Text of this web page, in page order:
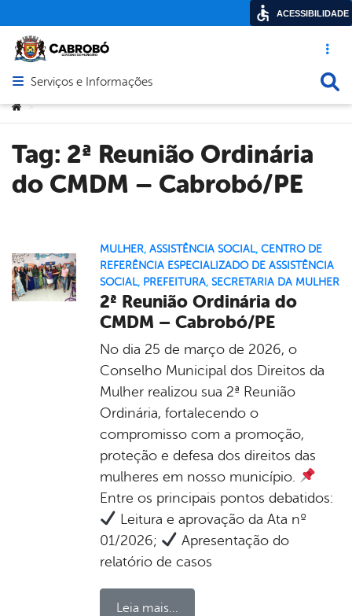
Acesso
Abrir menu principal de navegação
Serviços e Informações
Você está aqui:
>
Tag: 2ª Reunião Ordinária
do CMDM – Cabrobó/PE
MULHER, ASSISTÊNCIA SOCIAL, CENTRO DE
REFERÊNCIA ESPECIALIZADO DE ASSISTÊNCIA
SOCIAL, PREFEITURA, SECRETARIA DA MULHER
2ª Reunião Ordinária do
CMDM – Cabrobó/PE
No dia 25 de março de 2026, o
Conselho Municipal dos Direitos da
Mulher realizou sua 2ª Reunião
Ordinária, fortalecendo o
compromisso com a promoção,
proteção e defesa dos direitos das
mulheres em nosso município.
Entre os principais pontos debatidos:
Leitura e aprovação da Ata nº
01/2026;
Apresentação do
relatório de casos
Leia mais...
ACESSIBILIDADE